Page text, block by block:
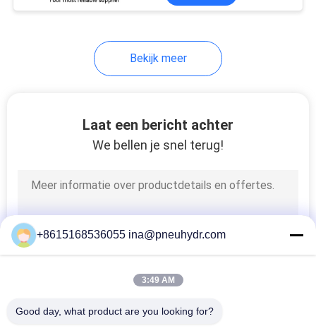
HVAC-klep
Vloeibare Drukmaat
Bekijk meer
Laat een bericht achter
We bellen je snel terug!
+8615168536055 ina@pneuhydr.com
3:49 AM
Good day, what product are you looking for?